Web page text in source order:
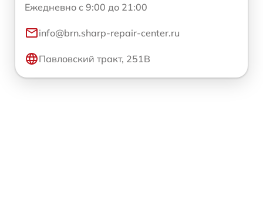
Ежедневно с 9:00 до 21:00
info@brn.sharp-repair-center.ru
Павловский тракт, 251В